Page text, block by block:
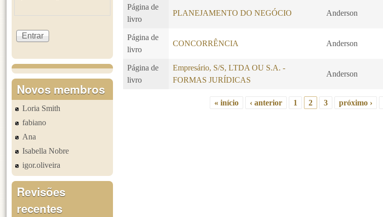
Página de
livro
PLANEJAMENTO DO NEGÓCIO Anderson
Página de
livro
CONCORRÊNCIA Anderson
Página de
livro
Empresário, S/S, LTDA OU S.A. -
FORMAS JURÍDICAS
Anderson
« início ‹ anterior 1 2 3 próximo ›
Novos membros
Loria Smith
fabiano
Ana
Isabella Nobre
igor.oliveira
Revisões
recentes